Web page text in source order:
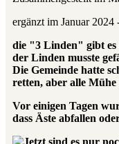
ergänzt im Januar
die "3 Linden" gibt es
der Linden musste
Die Gemeinde hatte
retten, aber alle
Vor einigen Tagen
dass Äste abfallen